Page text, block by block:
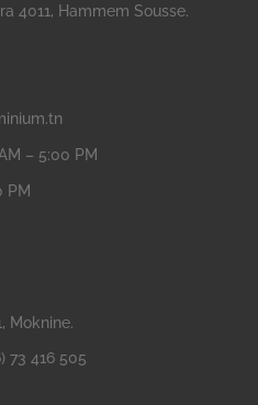
4011, Hammem Sousse.
– 5:00 PM
PM
Moknine.
73 416 505